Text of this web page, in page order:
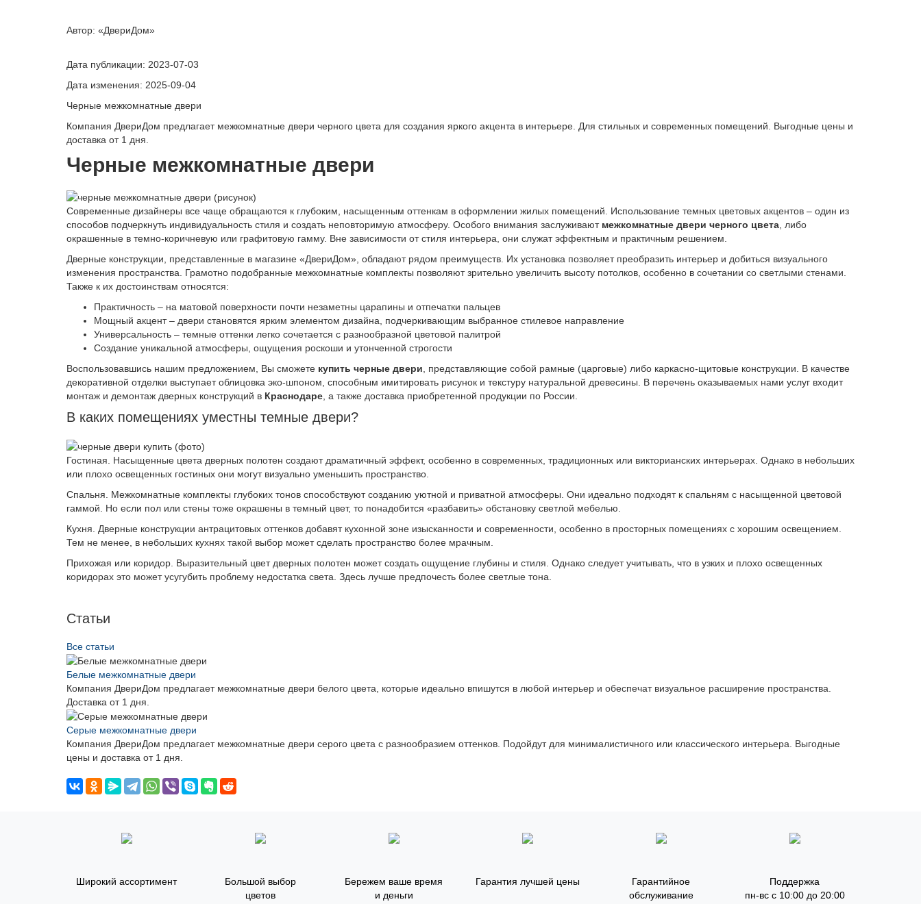
Автор: «ДвериДом»
Дата публикации: 2023-07-03
Дата изменения: 2025-09-04
Черные межкомнатные двери
Компания ДвериДом предлагает межкомнатные двери черного цвета для создания яркого акцента в интерьере. Для стильных и современных помещений. Выгодные цены и
доставка от 1 дня.
Черные межкомнатные двери
Современные дизайнеры все чаще обращаются к глубоким, насыщенным оттенкам в оформлении жилых помещений. Использование темных цветовых акцентов – один из
способов подчеркнуть индивидуальность стиля и создать неповторимую атмосферу. Особого внимания заслуживают межкомнатные двери черного цвета, либо
окрашенные в темно-коричневую или графитовую гамму. Вне зависимости от стиля интерьера, они служат эффектным и практичным решением.
Дверные конструкции, представленные в магазине «ДвериДом», обладают рядом преимуществ. Их установка позволяет преобразить интерьер и добиться визуального
изменения пространства. Грамотно подобранные межкомнатные комплекты позволяют зрительно увеличить высоту потолков, особенно в сочетании со светлыми стенами.
Также к их достоинствам относятся:
Практичность – на матовой поверхности почти незаметны царапины и отпечатки пальцев
Мощный акцент – двери становятся ярким элементом дизайна, подчеркивающим выбранное стилевое направление
Универсальность – темные оттенки легко сочетается с разнообразной цветовой палитрой
Создание уникальной атмосферы, ощущения роскоши и утонченной строгости
Воспользовавшись нашим предложением, Вы сможете купить черные двери, представляющие собой рамные (царговые) либо каркасно-щитовые конструкции. В качестве
декоративной отделки выступает облицовка эко-шпоном, способным имитировать рисунок и текстуру натуральной древесины. В перечень оказываемых нами услуг входит
монтаж и демонтаж дверных конструкций в Краснодаре, а также доставка приобретенной продукции по России.
В каких помещениях уместны темные двери?
Гостиная. Насыщенные цвета дверных полотен создают драматичный эффект, особенно в современных, традиционных или викторианских интерьерах. Однако в небольших
или плохо освещенных гостиных они могут визуально уменьшить пространство.
Спальня. Межкомнатные комплекты глубоких тонов способствуют созданию уютной и приватной атмосферы. Они идеально подходят к спальням с насыщенной цветовой
гаммой. Но если пол или стены тоже окрашены в темный цвет, то понадобится «разбавить» обстановку светлой мебелью.
Кухня. Дверные конструкции антрацитовых оттенков добавят кухонной зоне изысканности и современности, особенно в просторных помещениях с хорошим освещением.
Тем не менее, в небольших кухнях такой выбор может сделать пространство более мрачным.
Прихожая или коридор. Выразительный цвет дверных полотен может создать ощущение глубины и стиля. Однако следует учитывать, что в узких и плохо освещенных
коридорах это может усугубить проблему недостатка света. Здесь лучше предпочесть более светлые тона.
Статьи
Все статьи
Белые межкомнатные двери
Компания ДвериДом предлагает межкомнатные двери белого цвета, которые идеально впишутся в любой интерьер и обеспечат визуальное расширение пространства.
Доставка от 1 дня.
Серые межкомнатные двери
Компания ДвериДом предлагает межкомнатные двери серого цвета с разнообразием оттенков. Подойдут для минималистичного или классического интерьера. Выгодные
цены и доставка от 1 дня.
Широкий ассортимент
Большой выбор
цветов
Бережем ваше время
и деньги
Гарантия лучшей цены
Гарантийное
обслуживание
Поддержка
пн-вс с 10:00 до 20:00